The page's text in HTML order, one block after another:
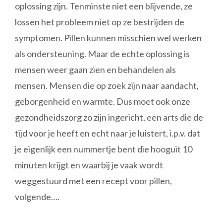
oplossing zijn. Tenminste niet een blijvende, ze
lossen het probleem niet op ze bestrijden de
symptomen. Pillen kunnen misschien wel werken
als ondersteuning. Maar de echte oplossing is
mensen weer gaan zien en behandelen als
mensen. Mensen die op zoek zijn naar aandacht,
geborgenheid en warmte. Dus moet ook onze
gezondheidszorg zo zijn ingericht, een arts die de
tijd voor je heeft en echt naar je luistert, i.p.v. dat
je eigenlijk een nummertje bent die hooguit 10
minuten krijgt en waarbij je vaak wordt
weggestuurd met een recept voor pillen,
volgende….